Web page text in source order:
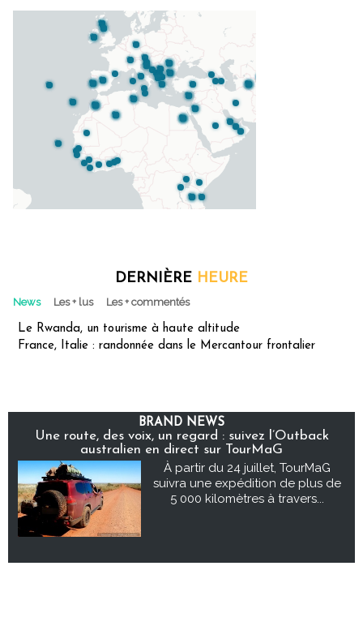
DERNIÈRE HEURE
News Les + lus Les + commentés
Le Rwanda, un tourisme à haute altitude
France, Italie : randonnée dans le Mercantour frontalier
BRAND NEWS
Une route, des voix, un regard : suivez l’Outback
australien en direct sur TourMaG
À partir du 24 juillet, TourMaG
suivra une expédition de plus de
5 000 kilomètres à travers...